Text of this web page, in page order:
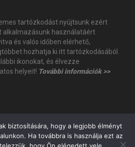
tartózkodást nyújtsunk ezért
alkalmazásunk használatáért.
és valós időben elérhető,
hozhatja ki itt tartózkodásából.
ikonokat, és élvezze
helyeit! További információk >>
biztosítására, hogy a legjobb élményt
Ha továbbra is használja ezt az